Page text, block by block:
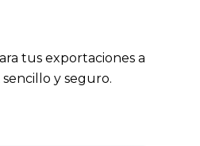
tus exportaciones a
y seguro.